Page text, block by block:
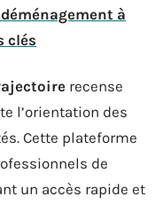
à
clés
recense
l’orientation des
Cette plateforme
de
un accès rapide et